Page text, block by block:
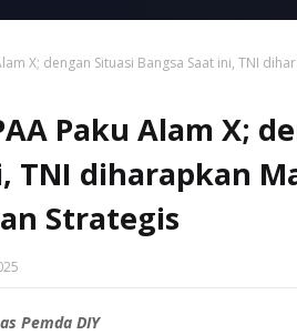
X; dengan Situasi Bangsa Saat ini, TNI
Paku Alam X;
TNI diharapkan
Strategis
Pemda DIY